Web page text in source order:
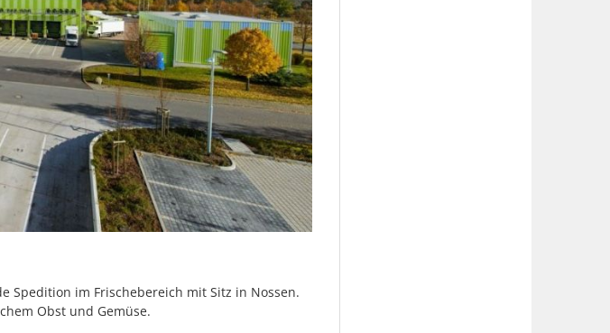
Spedition im Frischebereich mit Sitz in Nossen.
Obst und Gemüse.